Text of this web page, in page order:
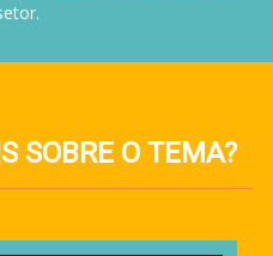
SOBRE O TEMA?